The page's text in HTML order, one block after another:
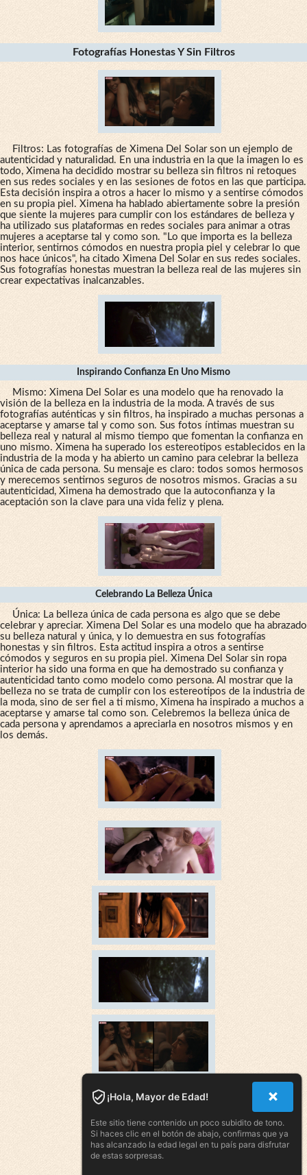
Fotografías Honestas Y Sin Filtros
Filtros: Las fotografías de Ximena Del Solar son un ejemplo de
autenticidad y naturalidad. En una industria en la que la imagen lo es
todo, Ximena ha decidido mostrar su belleza sin filtros ni retoques
en sus redes sociales y en las sesiones de fotos en las que participa.
Esta decisión inspira a otros a hacer lo mismo y a sentirse cómodos
en su propia piel. Ximena ha hablado abiertamente sobre la presión
que siente la mujeres para cumplir con los estándares de belleza y
ha utilizado sus plataformas en redes sociales para animar a otras
mujeres a aceptarse tal y como son. "Lo que importa es la belleza
interior, sentirnos cómodos en nuestra propia piel y celebrar lo que
nos hace únicos", ha citado Ximena Del Solar en sus redes sociales.
Sus fotografías honestas muestran la belleza real de las mujeres sin
crear expectativas inalcanzables.
Inspirando Confianza En Uno Mismo
Mismo: Ximena Del Solar es una modelo que ha renovado la
visión de la belleza en la industria de la moda. A través de sus
fotografías auténticas y sin filtros, ha inspirado a muchas personas a
aceptarse y amarse tal y como son. Sus fotos íntimas muestran su
belleza real y natural al mismo tiempo que fomentan la confianza en
uno mismo. Ximena ha superado los estereotipos establecidos en la
industria de la moda y ha abierto un camino para celebrar la belleza
única de cada persona. Su mensaje es claro: todos somos hermosos
y merecemos sentirnos seguros de nosotros mismos. Gracias a su
autenticidad, Ximena ha demostrado que la autoconfianza y la
aceptación son la clave para una vida feliz y plena.
Celebrando La Belleza Única
Única: La belleza única de cada persona es algo que se debe
celebrar y apreciar. Ximena Del Solar es una modelo que ha abrazado
su belleza natural y única, y lo demuestra en sus fotografías
honestas y sin filtros. Esta actitud inspira a otros a sentirse
cómodos y seguros en su propia piel. Ximena Del Solar sin ropa
interior ha sido una forma en que ha demostrado su confianza y
autenticidad tanto como modelo como persona. Al mostrar que la
belleza no se trata de cumplir con los estereotipos de la industria de
la moda, sino de ser fiel a ti mismo, Ximena ha inspirado a muchos a
aceptarse y amarse tal como son. Celebremos la belleza única de
cada persona y aprendamos a apreciarla en nosotros mismos y en
los demás.
¡Hola, Mayor de Edad!
Este sitio tiene contenido un poco subidito de tono.
Si haces clic en el botón de abajo, confirmas que ya
has alcanzado la edad legal en tu país para disfrutar
de estas sorpresas.